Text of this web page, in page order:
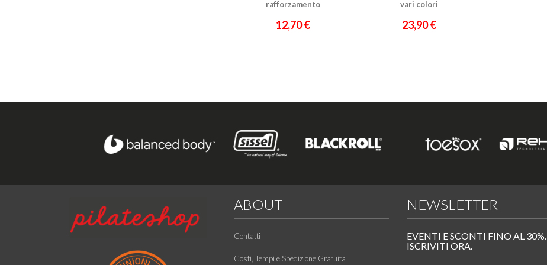
rafforzamento
12,70 €
vari colori
23,90 €
ABOUT
Contatti
Costi, Tempi e Spedizione Gratuita
NEWSLETTER
EVENTI E SCONTI FINO AL 30%.
ISCRIVITI ORA.